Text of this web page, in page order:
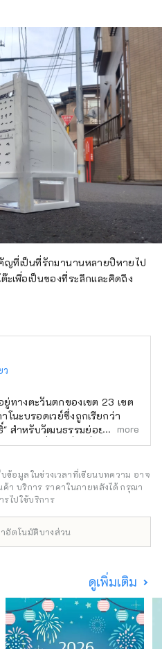
ญที่เป็นที่รักมานานหลายปีหายไป
เพื่อเป็นของที่ระลึกและคิดถึง
ว
ยู่ทางตะวันตกของเขต 23 เขต
โนะบรอดเวย์ซึ่งถูกเรียกว่า
สำหรับวัฒนธรรมย่อยนั้นมีชื่อ
ก็มีสถานที่ท่องเที่ยวอื่นๆ อีก
านีนากาโนะอยู่ระหว่างการ
กันว่าจะเกิดขึ้นทุกๆ 100 ปี
ำลังอยู่ระหว่างการ
ซึ่งเต็มไปด้วยมนุษยชาติสมัย
more
ข้อมูลในช่วงเวลาที่เขียนบทความ อาจ
า บริการ ราคาในภายหลังได้ กรุณา
ไปใช้บริการ
อัตโนมัติบางส่วน
ดูเพิ่มเติม